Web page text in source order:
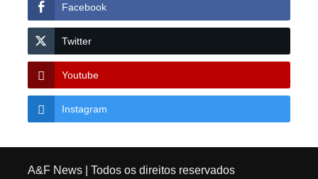
Facebook
Twitter
Youtube
Instagram
A&F News| Todos os direitos reservados